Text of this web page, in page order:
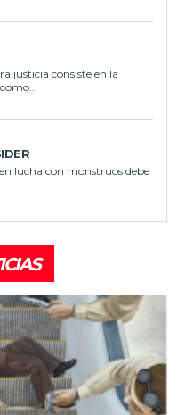
justicia consiste en la
lucha con monstruos debe